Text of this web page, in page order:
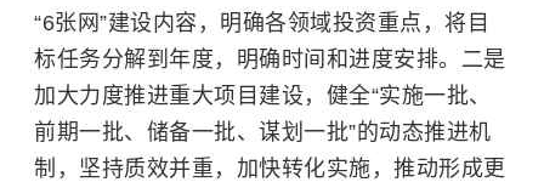
“6张网”建设内容，明确各领域投资重点，将目
标任务分解到年度，明确时间和进度安排。二是
加大力度推进重大项目建设，健全“实施一批、
前期一批、储备一批、谋划一批”的动态推进机
制，坚持质效并重，加快转化实施，推动形成更